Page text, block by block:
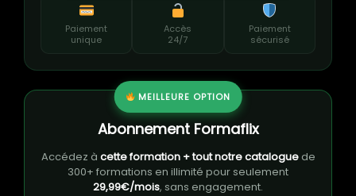
Paiement
unique
Accès
24/7
Paiement
sécurisé
MEILLEURE OPTION
Abonnement Formaflix
Accédez à cette formation + tout notre cataloguede
300+ formations en illimité pour seulement
29,99€/mois, sans engagement.